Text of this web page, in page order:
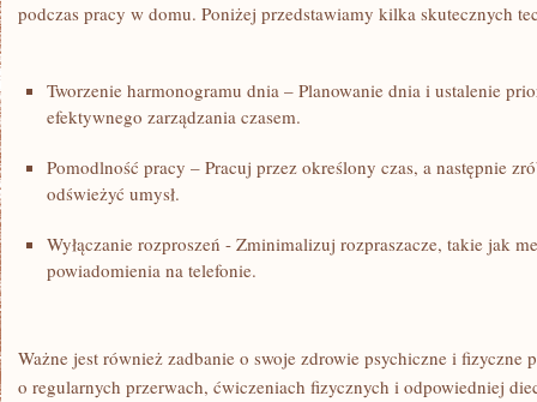
podczas pracy w domu. ​Poniżej przedstawiamy kilka skutecznych
Tworzenie harmonogramu dnia – Planowanie dnia i ​ustalenie
efektywnego zarządzania‌ czasem.
Pomodlność ​pracy – ‌Pracuj ⁣przez określony czas, a następnie
odświeżyć umysł.
Wyłączanie rozproszeń -​ Zminimalizuj rozpraszacze, takie jak‌
powiadomienia na telefonie.
Ważne jest również ⁢zadbanie o swoje zdrowie psychiczne i fizyczne
o regularnych ⁢przerwach, ćwiczeniach fizycznych i‍ odpowiedniej